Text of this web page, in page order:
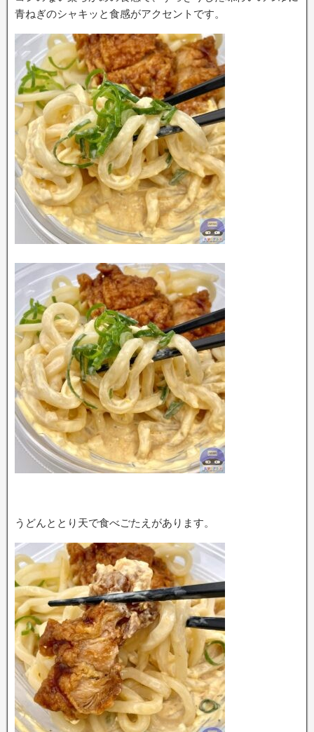
青ねぎのシャキッと食感がアクセントです。
うどんととり天で食べごたえがあります。